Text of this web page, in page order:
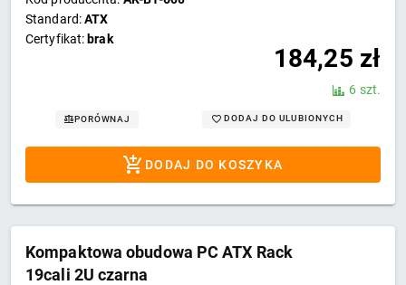
Standard:ATX
Certyfikat: brak
184,25 zł
6 szt.
PORÓWNAJ DODAJ DO ULUBIONYCH
DODAJ DO KOSZYKA
Kompaktowa obudowa PC ATX Rack
19cali 2U czarna